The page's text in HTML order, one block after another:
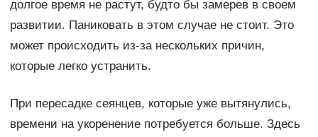
долгое время не растут, будто бы замерев в своем
развитии. Паниковать в этом случае не стоит. Это
может происходить из-за нескольких причин,
которые легко устранить.
При пересадке сеянцев, которые уже вытянулись,
времени на укоренение потребуется больше. Здесь